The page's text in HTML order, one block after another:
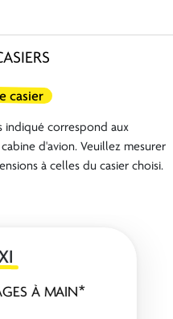
casier
indiqué correspond aux
d'avion. Veuillez mesurer
à celles du casier choisi.
À MAIN*